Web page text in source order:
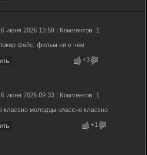
июня 2026 13:59 | Комментов: 1
фейс, фильм ни о чем
+3
июня 2026 09:33 | Комментов: 1
классно молодцы классно классно
+1